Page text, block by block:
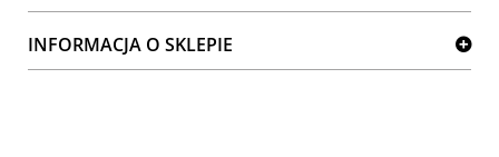
INFORMACJA O SKLEPIE